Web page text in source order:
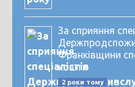
За сприяння
Франківщини
кошти
2 роки тому